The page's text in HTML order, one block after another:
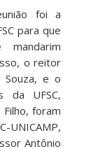
foi a
para que
o reitor
Souza, e o
da UFSC,
foram
UNICAMP,
Antônio